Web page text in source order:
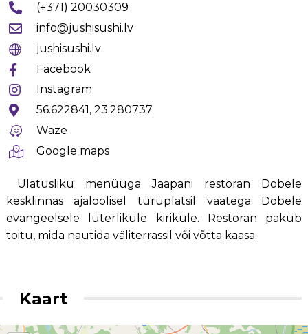
(+371) 20030309
info@jushisushi.lv
jushisushi.lv
Facebook
Instagram
56.622841, 23.280737
Waze
Google maps
Ulatusliku menüüga Jaapani restoran Dobele
kesklinnas ajaloolisel turuplatsil vaatega Dobele
evangeelsele luterlikule kirikule. Restoran pakub
toitu, mida nautida väliterrassil või võtta kaasa.
Kaart